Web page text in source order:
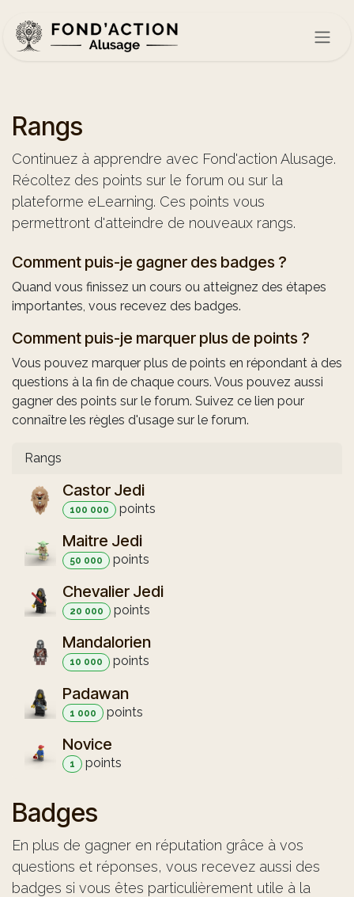
Rangs
Continuez à apprendre avec Fond'action Alusage.
Récoltez des points sur le forum ou sur la
plateforme eLearning. Ces points vous
permettront d'atteindre de nouveaux rangs.
Comment puis-je gagner des badges ?
Quand vous finissez un cours ou atteignez des étapes
importantes, vous recevez des badges.
Comment puis-je marquer plus de points ?
Vous pouvez marquer plus de points en répondant à des
questions à la fin de chaque cours. Vous pouvez aussi
gagner des points sur le forum. Suivez ce lien pour
connaître les règles d'usage sur le forum.
Rangs
Castor Jedi
100 000 points
Maitre Jedi
50 000 points
Chevalier Jedi
20 000 points
Mandalorien
10 000 points
Padawan
1 000 points
Novice
1 points
Badges
En plus de gagner en réputation grâce à vos
questions et réponses, vous recevez aussi des
badges si vous êtes particulièrement utile à la